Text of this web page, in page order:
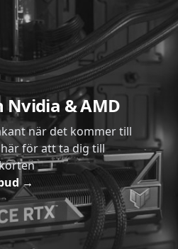
& AMD
när det kommer till
för att ta dig till
→